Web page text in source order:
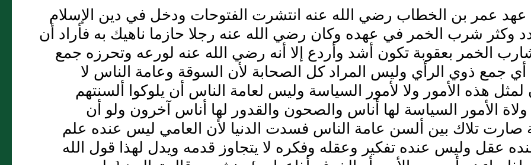
عمر بن الخطاب رضي الله عنه انتشرت الفتوحات ودخل في دين الإسلام
وكثر شرب الخمر في عهده وكان رضي الله عنه رجلا حازما ناهيك به فأراد أن
الخمر بعقوبة تكون أشد وأردع إلا أنه رضي الله عنه لورعه وتحرزه جمع
أي جمع ذوي الرأي وليس المراد كل الصحابة لأن السوقة وعامة الناس لا
هذه الأمور ولا لأمور السياسة وليس لعامة الناس أن يلوكوا ألسنتهم
الأمور السياسة لها أناس والصحون والقدور لها أناس آخرون ولو أن
صارت تلاك بين ألسن عامة الناس فسدت الدنيا لأن العامي ليس عنده علم
عقل وليس عنده تفكير وعقله وفكره لا يتجاوز قدمه ويدل لهذا قول الله